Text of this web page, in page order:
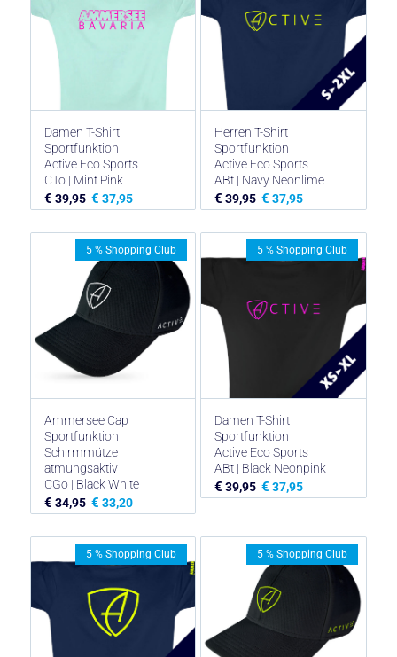
Damen T-Shirt
Sportfunktion
Active Eco Sports
CTo | Mint Pink
€ 39,95 € 37,95
Herren T-Shirt
Sportfunktion
Active Eco Sports
ABt | Navy Neonlime
€ 39,95 € 37,95
Ammersee Cap
Sportfunktion
Schirmmütze
atmungsaktiv
CGo | Black White
€ 34,95 € 33,20
5 % Shopping Club
Damen T-Shirt
Sportfunktion
Active Eco Sports
ABt | Black Neonpink
€ 39,95 € 37,95
5 % Shopping Club
5 % Shopping Club 5 % Shopping Club